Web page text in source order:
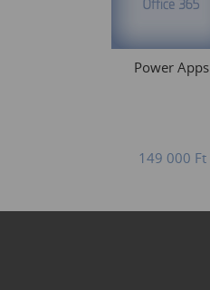
Power Apps
149 000 Ft